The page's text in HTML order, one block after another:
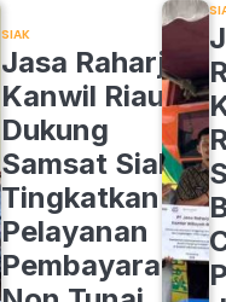
SIAK
Jasa Raharja
Kanwil Riau
Dukung
Samsat Siak
Tingkatkan
Pelayanan
Pembayaran